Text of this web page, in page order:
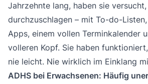
Jahrzehnte lang, haben sie
durchzuschlagen – mit To-do-
Apps, einem vollen Terminkalender
volleren Kopf. Sie haben
nie leicht. Nie wirklich im Einklang
ADHS bei Erwachsenen: Häufig